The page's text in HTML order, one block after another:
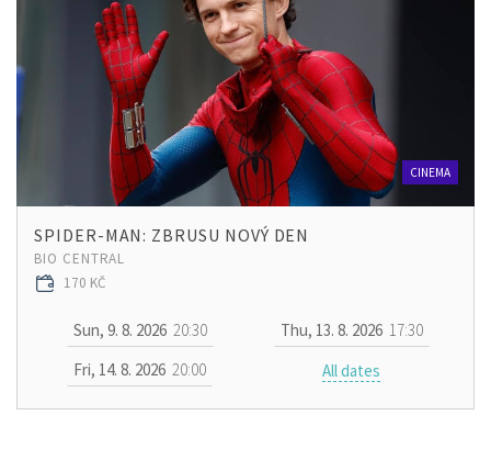
CINEMA
SPIDER-MAN: ZBRUSU NOVÝ DEN
BIO CENTRAL
170 KČ
Sun, 9. 8. 2026 20:30 Thu, 13. 8. 2026 17:30
Fri, 14. 8. 2026 20:00 All dates